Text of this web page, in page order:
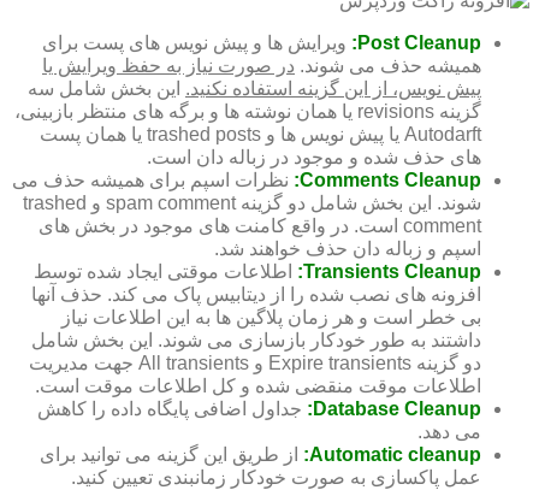
Post Cleanup:
ویرایش ها و پیش نویس های پست برای
همیشه حذف می شوند. در صورت نیاز به حفظ ویرایش یا
پیش نویس، از این گزینه استفاده نکنید. این بخش شامل سه
گزینه revisions یا همان نوشته ها و برگه های منتظر بازبینی،
Autodarft یا پیش نویس ها و trashed posts یا همان پست
های حذف شده و موجود در زباله دان است.
Comments Cleanup: نظرات اسپم برای همیشه حذف می
شوند. این بخش شامل دو گزینه spam comment و trashed
comment است. در واقع کامنت های موجود در بخش های
اسپم و زباله دان حذف خواهند شد.
Transients Cleanup:
اطلاعات موقتی ایجاد شده توسط
افزونه های نصب شده را از دیتابیس پاک می کند. حذف آنها
بی خطر است و هر زمان پلاگین ها به این اطلاعات نیاز
داشتند به طور خودکار بازسازی می شوند. این بخش شامل
دو گزینه Expire transients و All transients جهت مدیریت
اطلاعات موقت منقضی شده و کل اطلاعات موقت است.
Database Cleanup:
جداول اضافی پایگاه داده را کاهش
می دهد.
Automatic cleanup:
از طریق این گزینه می توانید برای
عمل پاکسازی به صورت خودکار زمانبندی تعیین کنید.